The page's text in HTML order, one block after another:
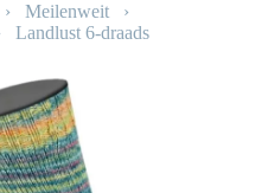
› Meilenweit ›
Landlust 6-draads